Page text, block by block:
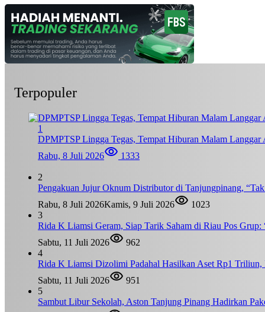
Terpopuler
1
DPMPTSP Lingga Tegas, Tempat Hiburan Malam Langgar
Rabu, 8 Juli 2026
1333
2
Pengakuan Jujur Oknum Distributor di Tanjungpinang,
Rabu, 8 Juli 2026Kamis, 9 Juli 2026
1023
3
Rida K Liamsi Geram, Siap Tarik Saham di Riau Pos
Sabtu, 11 Juli 2026
962
4
Rida K Liamsi Dizolimi Padahal Hasilkan Aset Rp1 Triliun,
Sabtu, 11 Juli 2026
951
5
Sambut Libur Sekolah, Aston Tanjung Pinang Hadirkan